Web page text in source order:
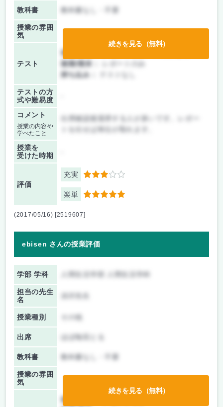
教科書 教科書なし・不要
授業の雰囲
気
テスト
前期/中間：
後期/期末：
持ち込み：
テストの方
式や難易度
コメント
授業の内容や
学べたこと
出席確認後退席する人が多いです。レポー
授業を
受けた時期
評価
充実 3
楽単 5
続きを見る（無料）
(2017/05/16) [2519607]
ebisen さんの授業評価
学部 学科
担当の先生
名
授業種別 その他
出席 ほぼ毎回とる
教科書 教科書なし・不要
授業の雰囲
気
前期/中間：
続きを見る（無料）